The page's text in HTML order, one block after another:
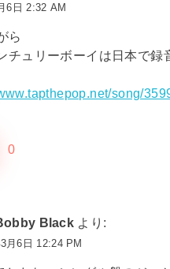
6日 2:32 AM
ら
チュリーボーイは日本で録
song/
0
Black より:
月6日 12:24 PM